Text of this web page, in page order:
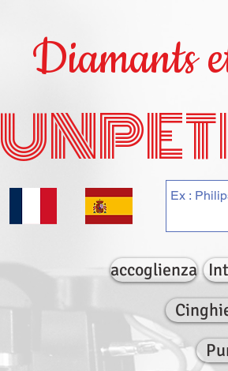
Diamants
accoglienza